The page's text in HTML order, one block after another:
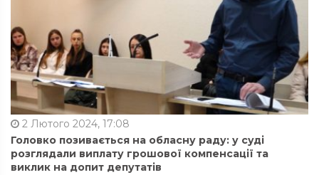
2 Лютого 2024, 17:08
Головко позивається на обласну раду: у суді
розглядали виплату грошової компенсації та
виклик на допит депутатів